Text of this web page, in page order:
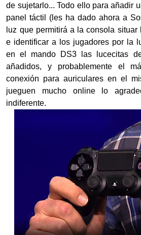
de sujetarlo... Todo ello para añadir
panel táctil (les ha dado ahora a
luz que permitirá a la consola
e identificar a los jugadores por la
en el mando DS3 las lucecitas
añadidos, y probablemente el
conexión para auriculares en el
jueguen mucho online lo
indiferente.